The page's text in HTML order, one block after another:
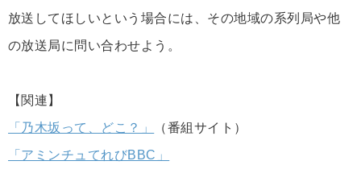
放送してほしいという場合には、その地域の系列局や他
の放送局に問い合わせよう。
【関連】
「乃木坂って、どこ？」
（番組サイト）
「アミンチュてれびBBC」